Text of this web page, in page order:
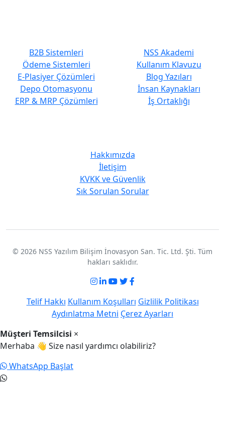
B2B Sistemleri
Ödeme Sistemleri
E-Plasiyer Çözümleri
Depo Otomasyonu
ERP & MRP Çözümleri
NSS Akademi
Kullanım Klavuzu
Blog Yazıları
İnsan Kaynakları
İş Ortaklığı
Hakkımızda
İletişim
KVKK ve Güvenlik
Sık Sorulan Sorular
© 2026 NSS Yazılım Bilişim İnovasyon San. Tic. Ltd. Şti. Tüm
hakları saklıdır.
Telif Hakkı Kullanım Koşulları Gizlilik Politikası
Aydınlatma Metni Çerez Ayarları
Müşteri Temsilcisi ×
Merhaba 👋 Size nasıl yardımcı olabiliriz?
WhatsApp Başlat